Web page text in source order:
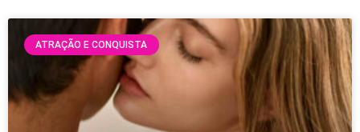
ATRAÇÃO E CONQUISTA